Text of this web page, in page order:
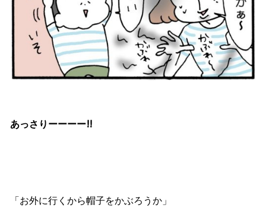
あっさりーーーー!!
「お外に行くから帽子をかぶろうか」